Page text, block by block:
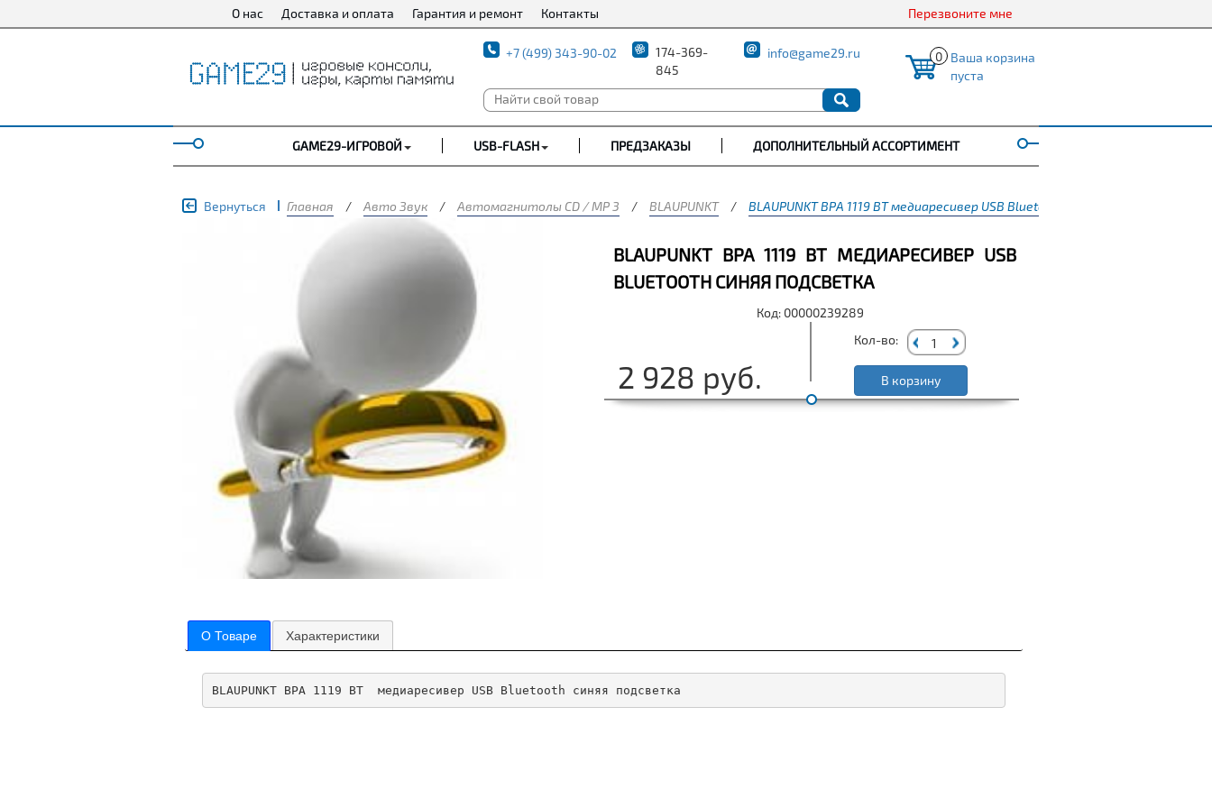
О нас Доставка и оплата Гарантия и ремонт Контакты Перезвоните мне
+7 (499) 343-90-02
174-369-
845
info@game29.ru 0 Ваша корзина
пуста
GAME29-ИГРОВОЙ USB-FLASH ПРЕДЗАКАЗЫ ДОПОЛНИТЕЛЬНЫЙ АССОРТИМЕНТ
Вернуться Главная / Авто Звук / Автомагнитолы CD / MP 3 / BLAUPUNKT / BLAUPUNKT BPA 1119 BT медиаресивер USB Bluetooth синяя подсветка
BLAUPUNKT BPA 1119 BT МЕДИАРЕСИВЕР USB
BLUETOOTH СИНЯЯ ПОДСВЕТКА
Код: 00000239289
2 928 руб.
Кол-во:
В корзину
О Товаре Характеристики
BLAUPUNKT BPA 1119 BT  медиаресивер USB Bluetooth синяя подсветка